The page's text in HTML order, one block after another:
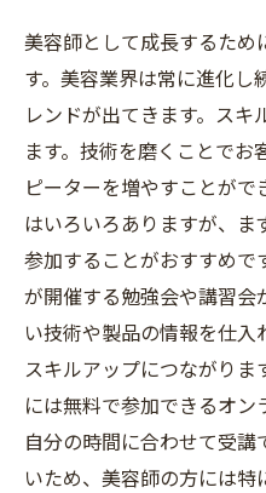
美容師として成長するた
す。美容業界は常に進化し
レンドが出てきます。ス
ます。技術を磨くことでお
ピーターを増やすことが
はいろいろありますが、
参加することがおすすめで
が開催する勉強会や講習会
い技術や製品の情報を仕
スキルアップにつながりま
には無料で参加できるオン
自分の時間に合わせて受
いため、美容師の方には特